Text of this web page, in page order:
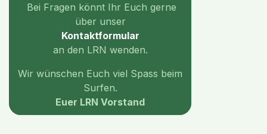
Bei Fragen könnt Ihr Euch gerne
über unser
Kontaktformular
an den LRN wenden.
Wir wünschen Euch viel Spass beim
Surfen.
Euer LRN Vorstand